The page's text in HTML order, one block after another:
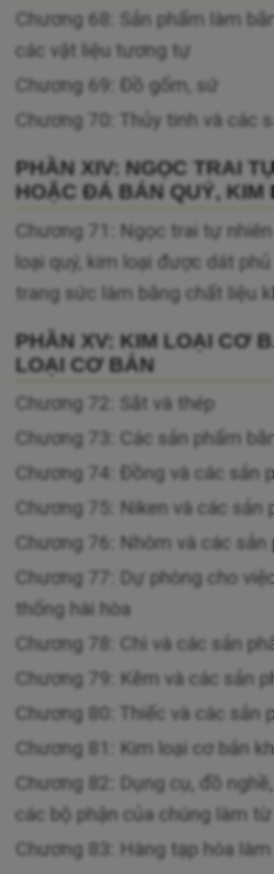
Chương 68: Sản phẩm làm
các vật liệu tương tự
Chương 69: Đồ gốm, sứ
Chương 70: Thủy tinh và các
PHẦN XIV: NGỌC TRAI
HOẶC ĐÁ BÁN QUÝ,
Chương 71: Ngọc trai tự
loại quý, kim loại được dát
trang sức làm bằng chất liệu
PHẦN XV: KIM LOẠI CƠ
LOẠI CƠ BẢN
Chương 72: Sắt và thép
Chương 73: Các sản phẩm
Chương 74: Đồng và các sản
Chương 75: Niken và các sản
Chương 76: Nhôm và các
Chương 77: Dự phòng cho
thống hài hòa
Chương 78: Chì và các sản
Chương 79: Kẽm và các sản
Chương 80: Thiếc và các sản
Chương 81: Kim loại cơ bản
Chương 82: Dụng cụ, đồ
các bộ phận của chúng làm
Chương 83: Hàng tạp hóa